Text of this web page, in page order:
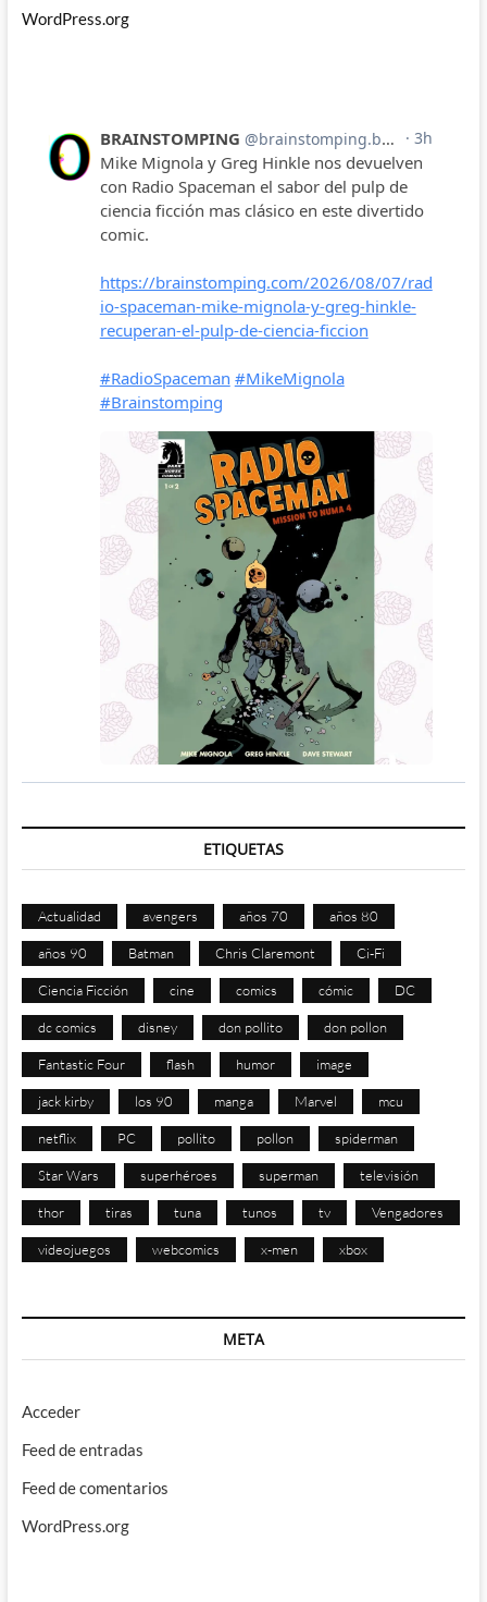
WordPress.org
ETIQUETAS
Actualidad avengers años 70 años 80
años 90 Batman Chris Claremont Ci-Fi
Ciencia Ficción cine comics cómic DC
dc comics disney don pollito don pollon
Fantastic Four flash humor image
jack kirby los 90 manga Marvel mcu
netflix PC pollito pollon spiderman
Star Wars superhéroes superman televisión
thor tiras tuna tunos tv Vengadores
videojuegos webcomics x-men xbox
META
Acceder
Feed de entradas
Feed de comentarios
WordPress.org